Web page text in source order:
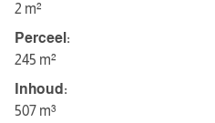
2 m²
Perceel:
245 m²
Inhoud:
507 m³